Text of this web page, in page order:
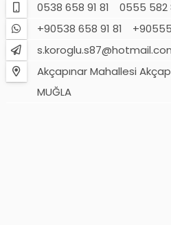
0538 658 91 81
0555 582
+90538 658 91 81
Akçapınar Mahallesi
MUĞLA